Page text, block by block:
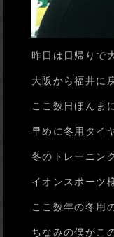
昨日は日帰りで
大阪から福井に
ここ数日ほんま
早めに冬用タイ
冬のトレーニン
イオンスポーツ
ここ数年の冬用
ちなみの僕がこ